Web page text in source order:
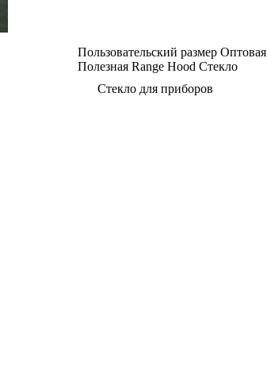
Пользовательский размер Оптовая
Полезная Range Hood Стекло
Стекло для приборов